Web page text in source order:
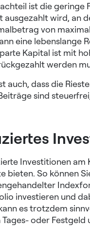
ist die geringe
wird, an
von
eine lebenslange
Kapital ist mit
werden
auch, dass die
sind
Investitionen
bieten. So können
investieren und
es trotzdem
oder Festgeld